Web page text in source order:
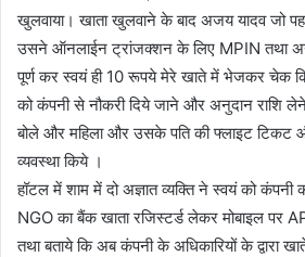
खुलवाया। खाता खुलवाने के बाद अजय यादव जो
उसने ऑनलाईन ट्रांजक्शन के लिए MPIN तथा
पूर्ण कर स्वयं ही 10 रूपये मेरे खाते में भेजकर चेक
को कंपनी से नौकरी दिये जाने और अनुदान राशि
बोले और महिला और उसके पति की फ्लाइट
व्यवस्था किये ।
हॉटल में शाम में दो अज्ञात व्यक्ति ने स्वयं को
NGO का बैंक खाता रजिस्टर्ड लेकर मोबाइल पर
तथा बताये कि अब कंपनी के अधिकारियों के द्वारा